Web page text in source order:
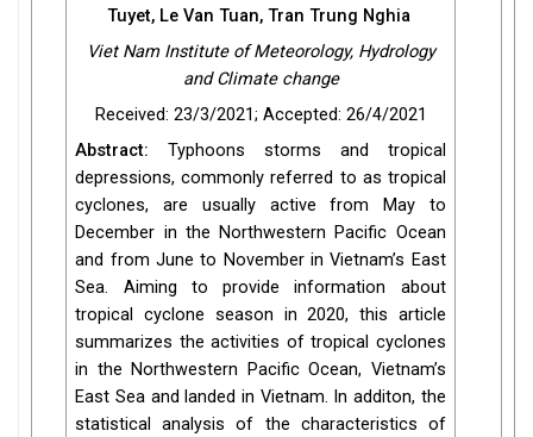
Tuyet, Le Van Tuan, Tran Trung Nghia
Viet Nam Institute of Meteorology, Hydrology
and Climate change
Received: 23/3/2021; Accepted: 26/4/2021
Abstract: Typhoons storms and tropical
depressions, commonly referred to as tropical
cyclones, are usually active from May to
December in the Northwestern Pacific Ocean
and from June to November in Vietnam’s East
Sea. Aiming to provide information about
tropical cyclone season in 2020, this article
summarizes the activities of tropical cyclones
in the Northwestern Pacific Ocean, Vietnam’s
East Sea and landed in Vietnam. In additon, the
statistical analysis of the characteristics of